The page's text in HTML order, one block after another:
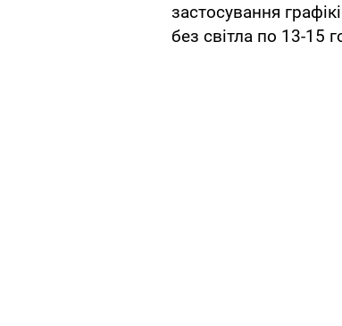
застосування
без світла по 13-15